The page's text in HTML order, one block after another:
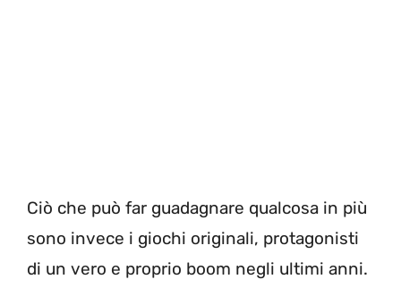
Ciò che può far guadagnare qualcosa in più
sono invece i giochi originali, protagonisti
di un vero e proprio boom negli ultimi anni.